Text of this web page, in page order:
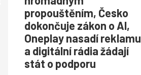
propouštěním, Česko
dokončuje zákon o AI,
Oneplay nasadí reklamu
a digitální rádia žádají
stát o podporu